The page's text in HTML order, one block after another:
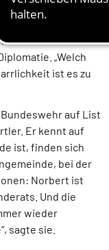
dem Weststrand
optisch schön
maritimen
„Welch
ist es zu
auf List
Er kennt auf
ist, finden sich
bei der
Norbert ist
Und die
wieder
sagte sie.